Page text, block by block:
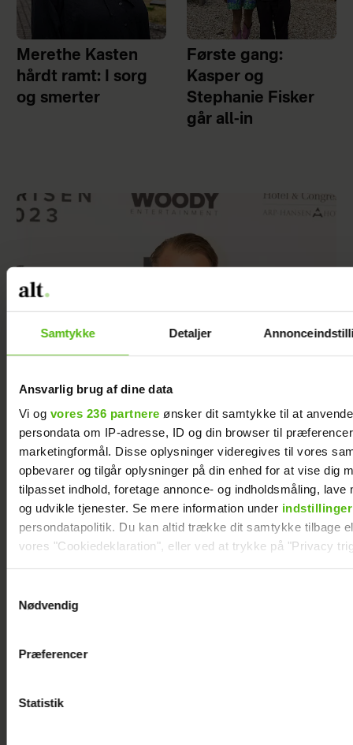
Samtykke Detaljer
Ansvarlig brug af dine data
Vi og vores 236 partnere ønsker dit samtykke til at
persondata om IP-adresse, ID og din browser til
marketingformål. Disse oplysninger videregives til vores
opbevarer og tilgår oplysninger på din enhed for at vise dig
tilpasset indhold, foretage annonce- og indholdsmåling, lave
og udvikle tjenester. Se mere information under indstillinger
persondatapolitik. Du kan altid trække dit samtykke tilbage
vores "Cookiedeklaration", eller ved at trykke på "Privacy
Vi anvender egne cookies og cookies fra tredjeparter til at
generere statistik og huske dine præferencer samt til brug
Nødvendig
Præferencer
Statistik
Merethe Kasten
hårdt ramt: I sorg
og smerter
Første gang:
Kasper og
Stephanie Fisker
går all-in
Efter længere pause: Nu vender Rolf